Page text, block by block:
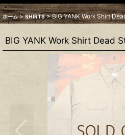
ホーム > SHIRTS > BIG YANK Work Shirt
BIG YANK Work Shirt Dead